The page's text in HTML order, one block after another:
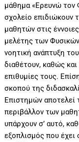
μάθημα «Ερευνώ τον
σχολείο επιδιώκουν
μαθητών στις
μελέτης των
νοητική ανάπτυξη
διαθέτουν, καθώς και
επιθυμίες τους.
σκοπού της
Επιστημών αποτελεί
περιβάλλον των
υπάρχουν σ’ αυτό,
εξοπλισμός που έχει